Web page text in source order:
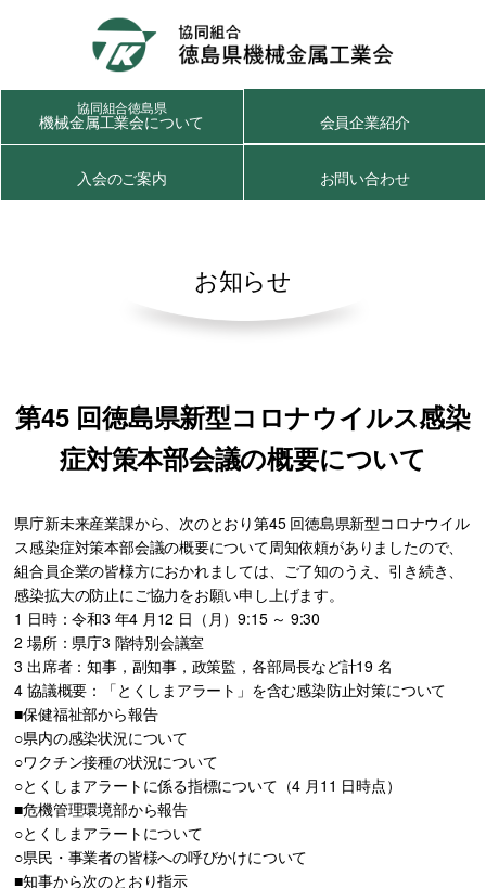
協同組合徳島県
機械金属工業会について 会員企業紹介
入会のご案内 お問い合わせ
お知らせ
第45 回徳島県新型コロナウイルス感染
症対策本部会議の概要について
県庁新未来産業課から、次のとおり第45 回徳島県新型コロナウイル
ス感染症対策本部会議の概要について周知依頼がありましたので、
組合員企業の皆様方におかれましては、ご了知のうえ、引き続き、
感染拡大の防止にご協力をお願い申し上げます。
1 日時：令和3 年4 月12 日（月）9:15 ～ 9:30
2 場所：県庁3 階特別会議室
3 出席者：知事，副知事，政策監，各部局長など計19 名
4 協議概要：「とくしまアラート」を含む感染防止対策について
■保健福祉部から報告
○県内の感染状況について
○ワクチン接種の状況について
○とくしまアラートに係る指標について（4 月11 日時点）
■危機管理環境部から報告
○とくしまアラートについて
○県民・事業者の皆様への呼びかけについて
■知事から次のとおり指示